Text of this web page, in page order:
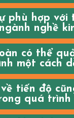
phù hợp với
nghề
có thể
một cách
tiến độ
quá